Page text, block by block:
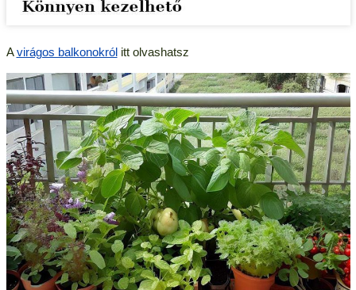
Avirágos balkonokrólitt olvashatsz